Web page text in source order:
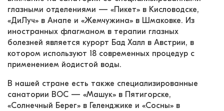
глазными отделениями — «Пикет» в Кисловодске,
«ДиЛуч» в Анапе и «Жемчужина» в Шмаковке. Из
иностранных флагманом в терапии глазных
болезней является курорт Бад Халл в Австрии, в
котором используют 18 современных процедур с
применением йодистой воды.
В нашей стране есть также специализированные
санатории ВОС — «Машук» в Пятигорске,
«Солнечный Берег» в Геленджике и «Сосны» в